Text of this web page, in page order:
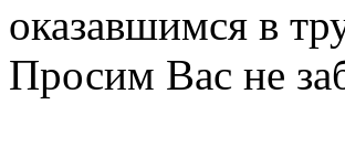
оказавшимся в
Просим Вас не